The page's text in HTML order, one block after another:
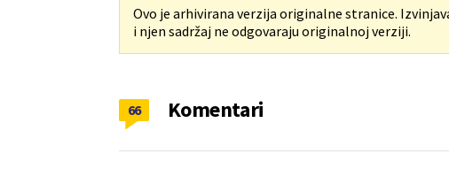
Ovo je arhivirana verzija originalne stranice.
i njen sadržaj ne odgovaraju originalnoj verziji.
Komentari
66